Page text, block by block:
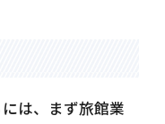
は、まず旅館業